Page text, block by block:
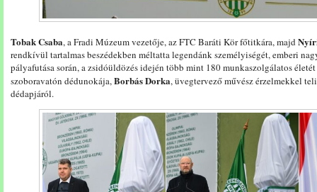
Tobak Csaba, a Fradi Múzeum vezetője, az FTC Baráti Kör főtitkára, majd
rendkívül tartalmas beszédekben méltatta legendánk személyiségét, emberi
pályafutása során, a zsidóüldözés idején több mint 180 munkaszolgálatos
szoboravatón dédunokája,Borbás Dorka, üvegtervező művész érzelmekkel
dédapjáról.